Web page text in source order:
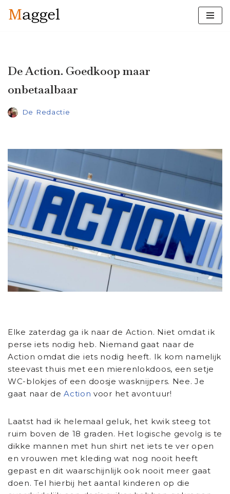
inhoud
De Action. Goedkoop maar
onbetaalbaar
De Redactie
Elke zaterdag ga ik naar de Action. Niet omdat ik
perse iets nodig heb. Niemand gaat naar de
Action omdat die iets nodig heeft. Ik kom namelijk
steevast thuis met een mierenlokdoos, een setje
WC-blokjes of een doosje wasknijpers. Nee. Je
gaat naar deActionvoor het avontuur!
Laatst had ik helemaal geluk, het kwik steeg tot
ruim boven de 18 graden. Het logische gevolg is te
dikke mannen met hun shirt net iets te ver open
en vrouwen met kleding wat nog nooit heeft
gepast en dit waarschijnlijk ook nooit meer gaat
doen. Tel hierbij het aantal kinderen op die